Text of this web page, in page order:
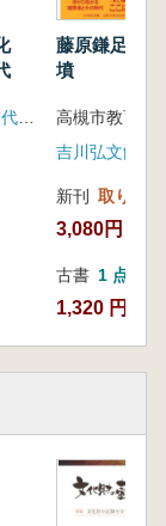
高槻市立今城塚古代歴史館
藤原鎌足と
墳
高槻市教育委
吉川弘文館
新刊 取り寄せ
3,080円
古書 1 点
1,320 円